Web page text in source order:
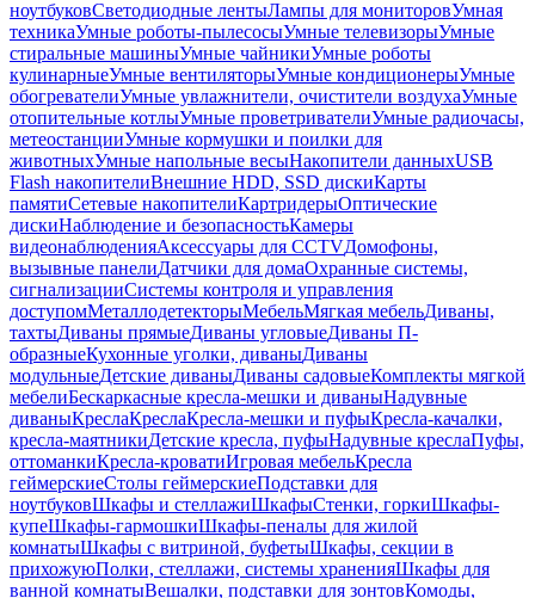
ноутбуковСветодиодные лентыЛампы для мониторовУмная
техникаУмные роботы-пылесосыУмные телевизорыУмные
стиральные машиныУмные чайникиУмные роботы
кулинарныеУмные вентиляторыУмные кондиционерыУмные
обогревателиУмные увлажнители, очистители воздухаУмные
отопительные котлыУмные проветривателиУмные радиочасы,
метеостанцииУмные кормушки и поилки для
животныхУмные напольные весыНакопители данныхUSB
Flash накопителиВнешние HDD, SSD дискиКарты
памятиСетевые накопителиКартридерыОптические
дискиНаблюдение и безопасностьКамеры
видеонаблюденияАксессуары для CCTVДомофоны,
вызывные панелиДатчики для домаОхранные системы,
сигнализацииСистемы контроля и управления
доступомМеталлодетекторыМебельМягкая мебельДиваны,
тахтыДиваны прямыеДиваны угловыеДиваны П-
образныеКухонные уголки, диваныДиваны
модульныеДетские диваныДиваны садовыеКомплекты мягкой
мебелиБескаркасные кресла-мешки и диваныНадувные
диваныКреслаКреслаКресла-мешки и пуфыКресла-качалки,
кресла-маятникиДетские кресла, пуфыНадувные креслаПуфы,
оттоманкиКресла-кроватиИгровая мебельКресла
геймерскиеСтолы геймерскиеПодставки для
ноутбуковШкафы и стеллажиШкафыСтенки, горкиШкафы-
купеШкафы-гармошкиШкафы-пеналы для жилой
комнатыШкафы с витриной, буфетыШкафы, секции в
прихожуюПолки, стеллажи, системы храненияШкафы для
ванной комнатыВешалки, подставки для зонтовКомоды,